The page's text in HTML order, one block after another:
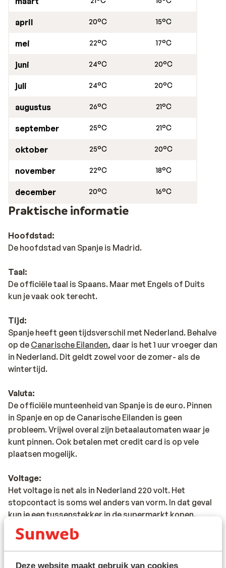
Deze website maakt gebruik van cookies
april 20°C 15°C
mei 22°C 17°C
juni 24°C 20°C
juli 24°C 20°C
augustus 26°C 21°C
september 25°C 21°C
oktober 25°C 20°C
november 22°C 18°C
december 20°C 16°C
Praktische informatie
Hoofdstad:
De hoofdstad van Spanje is Madrid.
Taal:
De officiële taal is Spaans. Maar met Engels of Duits
kun je vaak ook terecht.
Tijd:
Spanje heeft geen tijdsverschil met Nederland. Behalve
op de Canarische Eilanden, daar is het 1 uur vroeger dan
in Nederland. Dit geldt zowel voor de zomer- als de
wintertijd.
Valuta:
De officiële munteenheid van Spanje is de euro. Pinnen
in Spanje en op de Canarische Eilanden is geen
probleem. Vrijwel overal zijn betaalautomaten waar je
kunt pinnen. Ook betalen met credit card is op vele
plaatsen mogelijk.
Voltage:
Het voltage is net als in Nederland 220 volt. Het
stopcontact is soms wel anders van vorm. In dat geval
kun je een tussenstekker in de supermarkt kopen.
Reisdocumenten:
Je dient in het bezit te zijn van een geldig paspoort of
een geldig identiteitsbewijs.